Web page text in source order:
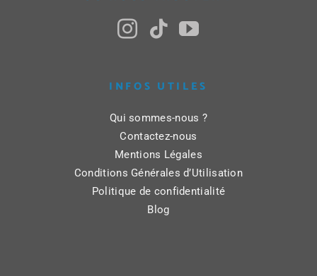
INFOS UTILES
Qui sommes-nous ?
Contactez-nous
Mentions Légales
Conditions Générales d’Utilisation
Politique de confidentialité
Blog